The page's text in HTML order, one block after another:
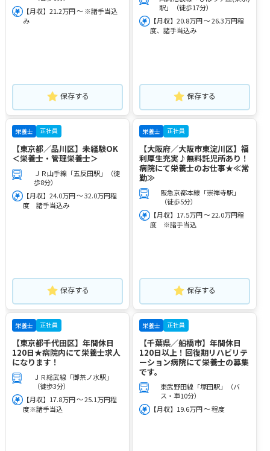
【月収】21.2万円 ～ ※諸手当込
み
保存する
駅」（徒歩17分）
【月収】20.8万円 ～ 26.3万円程
度、諸手当込み
保存する
栄養士 正社員
【東京都／品川区】未経験OK
＜栄養士・管理栄養士＞
ＪＲ山手線「五反田駅」（徒
歩8分）
【月収】24.0万円 ～ 32.0万円程
度 諸手当込み
保存する
栄養士 正社員
【大阪府／大阪市東淀川区】福
利厚生充実♪無料託児所あり！
病院にて栄養士のお仕事★≪常
勤≫
阪急京都本線「崇禅寺駅」
（徒歩5分）
【月収】17.5万円 ～ 22.0万円程
度 ※諸手当込
保存する
栄養士 正社員
【東京都千代田区】年間休日
120日★病院内にて栄養士求人
になります！
ＪＲ総武線「御茶ノ水駅」
（徒歩3分）
【月収】17.8万円 ～ 25.1万円程
度※諸手当込
栄養士 正社員
【千葉県／船橋市】年間休日
120日以上！回復期リハビリテ
ーション病院にて栄養士の募集
です。
東武野田線「塚田駅」（バ
ス・車10分）
【月収】19.6万円 ～ 程度